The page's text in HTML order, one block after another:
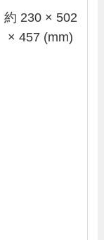
約 230 × 502
× 457 (mm)